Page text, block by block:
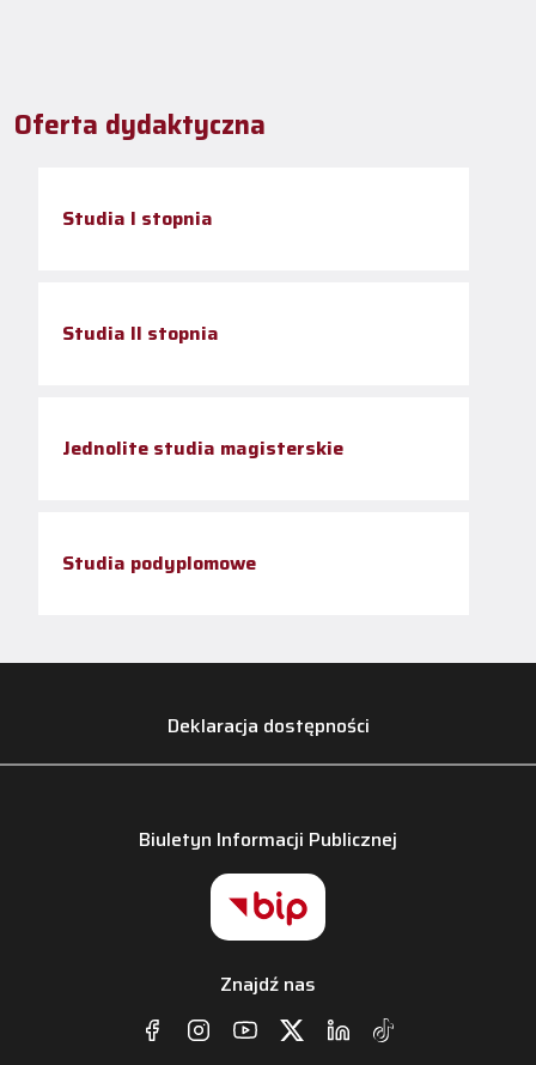
Oferta dydaktyczna
Studia I stopnia
Studia II stopnia
Jednolite studia magisterskie
Studia podyplomowe
Deklaracja dostępności
Biuletyn Informacji Publicznej
Znajdź nas